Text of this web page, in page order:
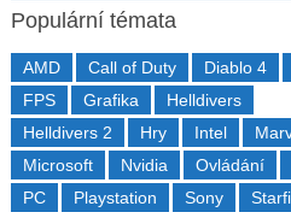
Populární témata
AMD Call of Duty Diablo 4
FPS
Grafika
Helldivers
Helldivers 2
Hry Intel
Microsoft
Nvidia Ovládání
PC
Playstation Sony